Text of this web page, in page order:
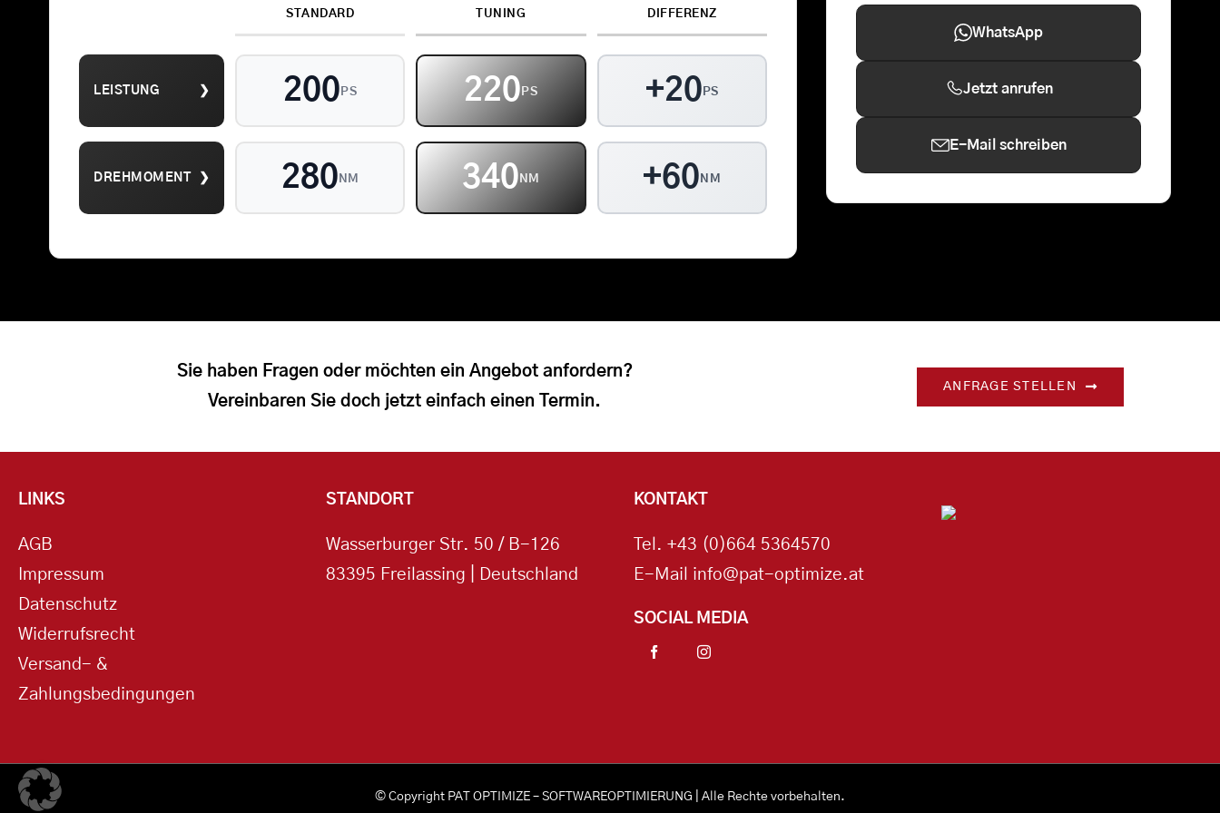
STANDARD TUNING DIFFERENZ
LEISTUNG ❯ 200 PS 220 PS +20 PS
DREHMOMENT ❯ 280 NM 340 NM +60 NM
WhatsApp
Jetzt anrufen
E-Mail schreiben
Sie haben Fragen oder möchten ein Angebot anfordern?
Vereinbaren Sie doch jetzt einfach einen Termin.
ANFRAGE STELLEN
LINKS
AGB
Impressum
Datenschutz
Widerrufsrecht
Versand- &
Zahlungsbedingungen
STANDORT
Wasserburger Str. 50 / B-126
83395 Freilassing | Deutschland
KONTAKT
Tel.+43 (0)664 5364570
E-Mail info@pat-optimize.at
SOCIAL MEDIA
© Copyright PAT OPTIMIZE – SOFTWAREOPTIMIERUNG | Alle Rechte vorbehalten.